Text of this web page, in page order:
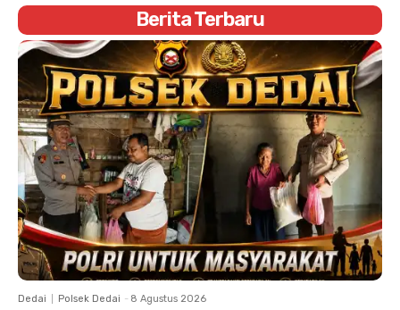
Berita Terbaru
Dedai Polsek Dedai - 8 Agustus 2026